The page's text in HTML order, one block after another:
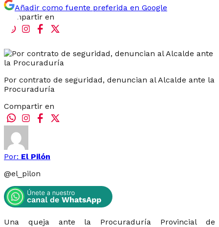
Añadir como fuente preferida en Google
Compartir en
Por contrato de seguridad, denuncian al Alcalde ante la
Procuraduría
Compartir en
Por: El Pilón
@el_pilon
Una queja ante la Procuraduría Provincial de